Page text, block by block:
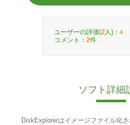
ユーザーの評価(2 人)： 4
コメント： 2件
ソフト詳細
DiskExplorerはイメージファイル化